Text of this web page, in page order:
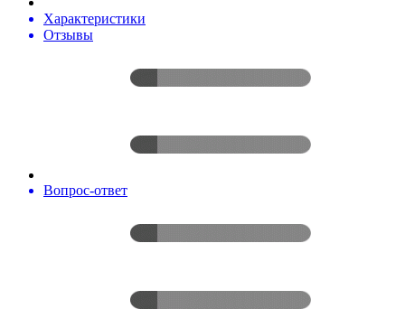
Характеристики
Отзывы
Вопрос-ответ